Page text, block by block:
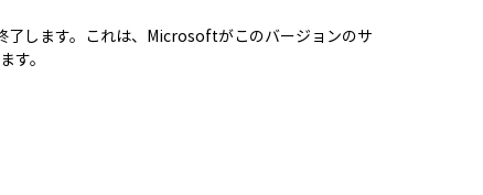
します。これは、Microsoftがこのバージョンのサ
す。